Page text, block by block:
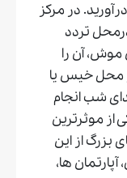
در مرکز
تردد
موش، آن را
محل خیس یا
شب انجام
از موثرترین
بزرگ از این
ها،